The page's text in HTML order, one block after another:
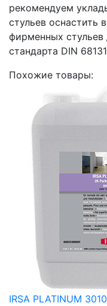
рекомендуем
стульев оснастить
фирменных
стандарта DIN
Похожие товары:
IRSA PLATINUM